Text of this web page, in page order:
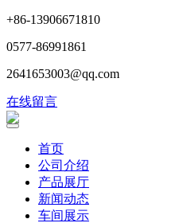
+86-13906671810
0577-86991861
2641653003@qq.com
在线留言
首页
公司介绍
产品展厅
新闻动态
车间展示